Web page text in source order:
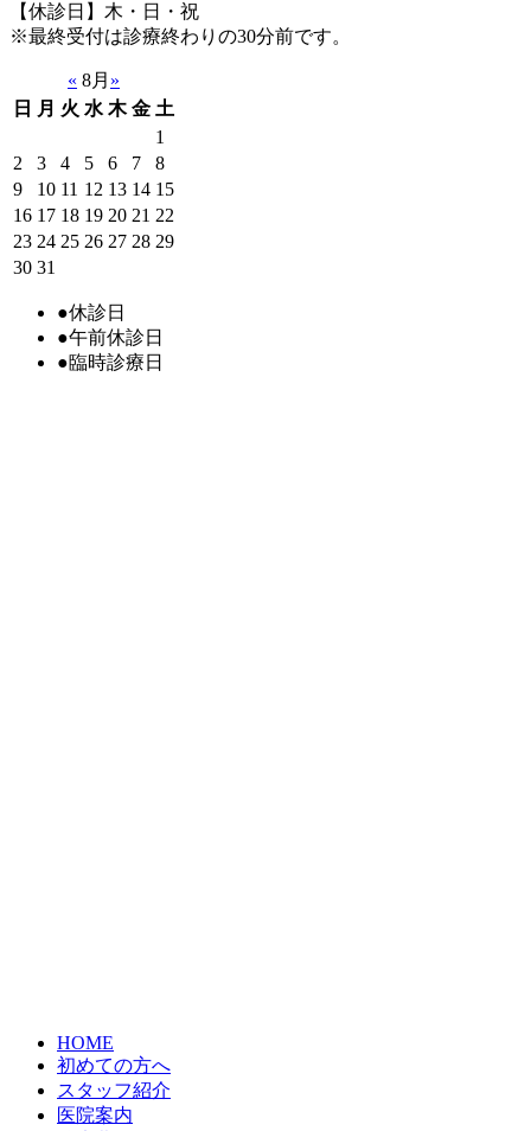
【休診日】木・日・祝
※最終受付は診療終わりの30分前です。
« 8月 »
日
月 火 水 木 金 土
1
2
3 4 5 6 7
8
9
10 11 12 13 14 15
16 17 18 19 20 21 22
23 24 25 26 27 28 29
30 31
●休診日
●午前休診日
●臨時診療日
HOME
初めての方へ
スタッフ紹介
医院案内